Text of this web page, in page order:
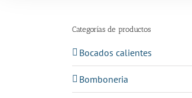
Categorías de productos
Bocados calientes
Bomboneria